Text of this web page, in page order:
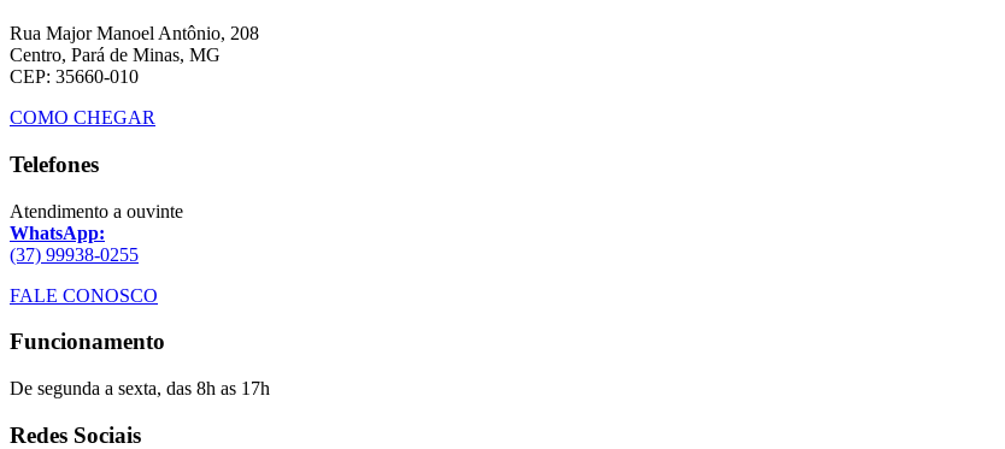
Rua Major Manoel Antônio, 208
Centro, Pará de Minas, MG
CEP: 35660-010
COMO CHEGAR
Telefones
Atendimento a ouvinte
WhatsApp:
(37) 99938-0255
FALE CONOSCO
Funcionamento
De segunda a sexta, das 8h as 17h
Redes Sociais